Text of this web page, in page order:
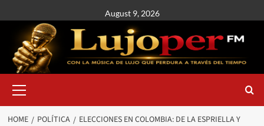
August 9, 2026
HOME POLÍTICA
ELECCIONES EN COLOMBIA: DE LA ESPRIELLA Y